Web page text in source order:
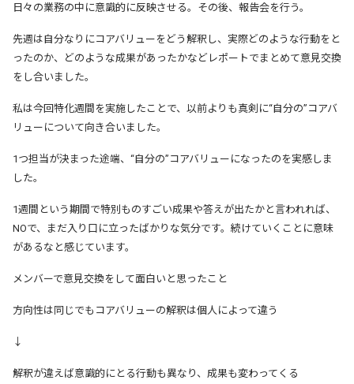
日々の業務の中に意識的に反映させる。その後、報告会を行う。
先週は自分なりにコアバリューをどう解釈し、実際どのような行動をと
ったのか、どのような成果があったかなどレポートでまとめて意見交換
をし合いました。
私は今回特化週間を実施したことで、以前よりも真剣に“自分の”コアバ
リューについて向き合いました。
1つ担当が決まった途端、“自分の”コアバリューになったのを実感しま
した。
1週間という期間で特別ものすごい成果や答えが出たかと言われれば、
NOで、まだ入り口に立ったばかりな気分です。続けていくことに意味
があるなと感じています。
メンバーで意見交換をして面白いと思ったこと
方向性は同じでもコアバリューの解釈は個人によって違う
↓
解釈が違えば意識的にとる行動も異なり、成果も変わってくる